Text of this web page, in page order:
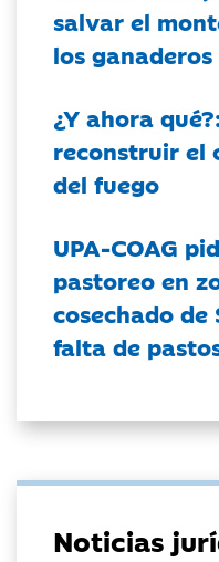
salvar el
los ganaderos
¿Y ahora
reconstruir el
del fuego
UPA-COAG
pastoreo en
cosechado
falta de
Noticias